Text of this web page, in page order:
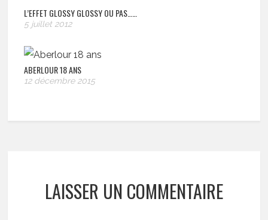
L’EFFET GLOSSY GLOSSY OU PAS……
5 juillet 2012
ABERLOUR 18 ANS
12 décembre 2015
LAISSER UN COMMENTAIRE